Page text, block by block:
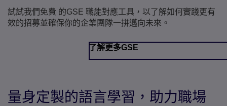
試試我們免費 的GSE 職能對應工具，以了解如何實踐更有
效的招募並確保你的企業團隊一拼邁向未來。
了解更多GSE
量身定製的語言學習，助力職場